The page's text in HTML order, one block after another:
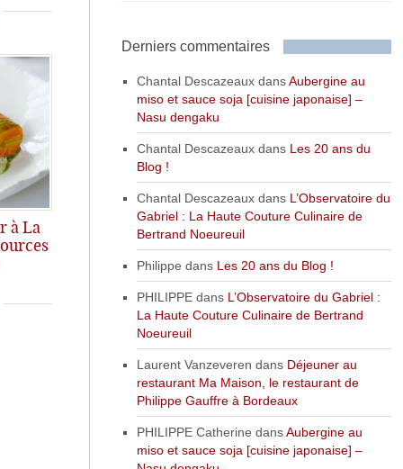
à La
Derniers commentaires
Chantal DescazeauxdansAubergine au
miso et sauce soja [cuisine japonaise] –
Nasu dengaku
Chantal Descazeauxdans Les 20 ans du
Blog !
Chantal Descazeauxdans L’Observatoire du
Gabriel : La Haute Couture Culinaire de
Bertrand Noeureuil
Philippe dans Les 20 ans du Blog !
PHILIPPEdans L’Observatoire du Gabriel :
La Haute Couture Culinaire de Bertrand
Noeureuil
Laurent Vanzeveren dans Déjeuner au
restaurant Ma Maison, le restaurant de
Philippe Gauffre à Bordeaux
PHILIPPE Catherine dansAubergine au
miso et sauce soja [cuisine japonaise] –